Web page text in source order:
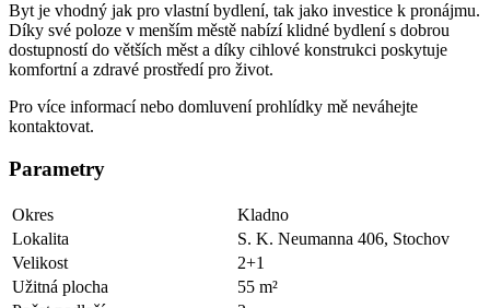
Byt je vhodný jak pro vlastní bydlení, tak jako investice k pronájmu.
Díky své poloze v menším městě nabízí klidné bydlení s dobrou
dostupností do větších měst a díky cihlové konstrukci poskytuje
komfortní a zdravé prostředí pro život.
Pro více informací nebo domluvení prohlídky mě neváhejte
kontaktovat.
Parametry
Okres
Kladno
Lokalita
S. K. Neumanna 406, Stochov
Velikost
2+1
Užitná plocha
55 m²